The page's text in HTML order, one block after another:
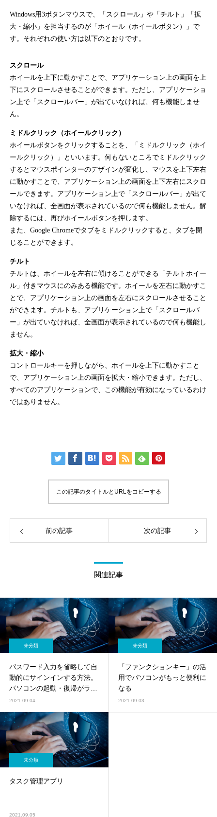
Windows用3ボタンマウスで、「スクロール」や「チルト」「拡
大・縮小」を担当するのが「ホイール（ホイールボタン）」で
す。それぞれの使い方は以下のとおりです。
スクロール
ホイールを上下に動かすことで、アプリケーション上の画面を上
下にスクロールさせることができます。ただし、アプリケーショ
ン上で「スクロールバー」が出ていなければ、何も機能しませ
ん。
ミドルクリック（ホイールクリック）
ホイールボタンをクリックすることを、「ミドルクリック（ホイ
ールクリック）」といいます。何もないところでミドルクリック
するとマウスポインターのデザインが変化し、マウスを上下左右
に動かすことで、アプリケーション上の画面を上下左右にスクロ
ールできます。アプリケーション上で「スクロールバー」が出て
いなければ、全画面が表示されているので何も機能しません。解
除するには、再びホイールボタンを押します。
また、Google Chromeでタブをミドルクリックすると、タブを閉
じることができます。
チルト
チルトは、ホイールを左右に傾けることができる「チルトホイー
ル」付きマウスにのみある機能です。ホイールを左右に動かすこ
とで、アプリケーション上の画面を左右にスクロールさせること
ができます。チルトも、アプリケーション上で「スクロールバ
ー」が出ていなければ、全画面が表示されているので何も機能し
ません。
拡大・縮小
コントロールキーを押しながら、ホイールを上下に動かすこと
で、アプリケーション上の画面を拡大・縮小できます。ただし、
すべてのアプリケーションで、この機能が有効になっているわけ
ではありません。
この記事のタイトルとURLをコピーする
前の記事 次の記事
関連記事
未分類
パスワード入力を省略して自
動的にサインインする方法。
パソコンの起動・復帰がラク
に！
2021.09.04
未分類
「ファンクションキー」の活
用でパソコンがもっと便利に
なる
2021.09.03
未分類
タスク管理アプリ
2021.09.05